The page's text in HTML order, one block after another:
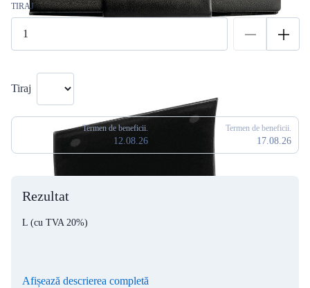
TIRAJ
Tiraj
Termen de beneficii.
12.08.26
Termen de beneficii.
17.08.26
Rezultat
L (cu TVA 20%)
Afișează descrierea completă